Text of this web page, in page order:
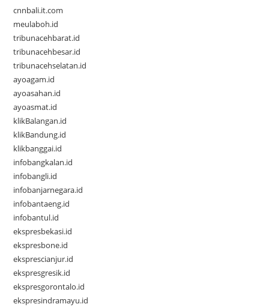
cnnbali.it.com
meulaboh.id
tribunacehbarat.id
tribunacehbesar.id
tribunacehselatan.id
ayoagam.id
ayoasahan.id
ayoasmat.id
klikBalangan.id
klikBandung.id
klikbanggai.id
infobangkalan.id
infobangli.id
infobanjarnegara.id
infobantaeng.id
infobantul.id
ekspresbekasi.id
ekspresbone.id
eksprescianjur.id
ekspresgresik.id
ekspresgorontalo.id
ekspresindramayu.id